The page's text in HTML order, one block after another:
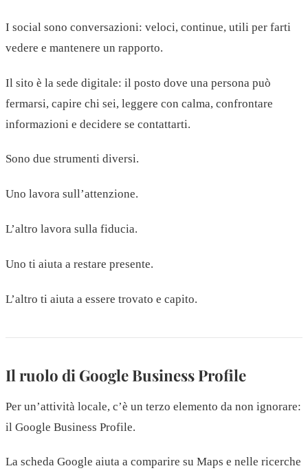
I social sono conversazioni: veloci, continue, utili per farti
vedere e mantenere un rapporto.
Il sito è la sede digitale: il posto dove una persona può
fermarsi, capire chi sei, leggere con calma, confrontare
informazioni e decidere se contattarti.
Sono due strumenti diversi.
Uno lavora sull’attenzione.
L’altro lavora sulla fiducia.
Uno ti aiuta a restare presente.
L’altro ti aiuta a essere trovato e capito.
Il ruolo di Google Business Profile
Per un’attività locale, c’è un terzo elemento da non ignorare:
il Google Business Profile.
La scheda Google aiuta a comparire su Maps e nelle ricerche